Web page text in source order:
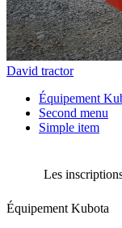
David tractor
Équipement
Second menu
Simple item
Les
Équipement Kubota